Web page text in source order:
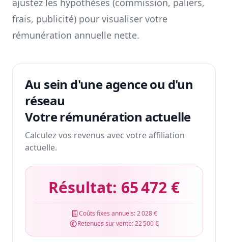
ajustez les hypothèses (commission, paliers,
frais, publicité) pour visualiser votre
rémunération annuelle nette.
Au sein d'une agence ou d'un
réseau
Votre rémunération actuelle
Calculez vos revenus avec votre affiliation
actuelle.
Résultat: 65 472 €
Coûts fixes annuels:2 028 €
Retenues sur vente:22 500 €